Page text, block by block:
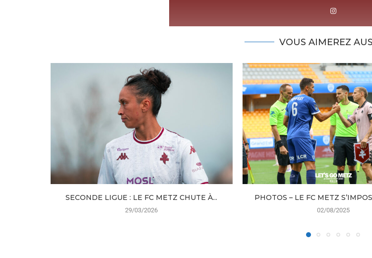
VOUS AIMEREZ
SECONDE LIGUE : LE FC METZ CHUTE À...
29/03/2026
PHOTOS – LE FC METZ
02/08/2025